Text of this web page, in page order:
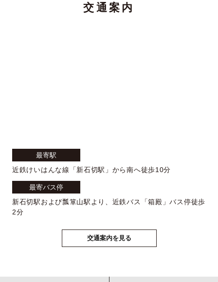
交通案内
最寄駅
近鉄けいはんな線「新石切駅」から南へ徒歩10分
最寄バス停
新石切駅および瓢箪山駅より、近鉄バス「箱殿」バス停徒歩
2分
交通案内を見る